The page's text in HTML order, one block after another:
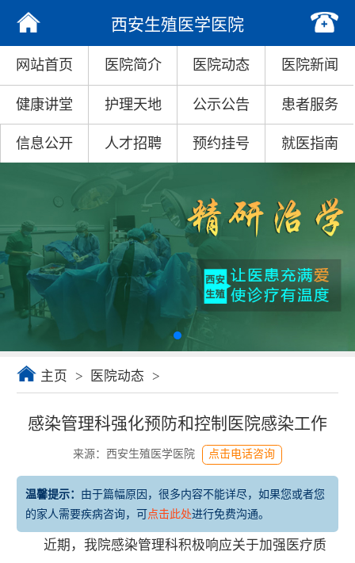
西安生殖医学医院
网站首页 医院简介 医院动态 医院新闻
健康讲堂 护理天地 公示公告 患者服务
信息公开 人才招聘 预约挂号 就医指南
主页 > 医院动态 >
感染管理科强化预防和控制医院感染工作
来源：西安生殖医学医院 点击电话咨询
温馨提示： 由于篇幅原因，很多内容不能详尽，如果您或者您
的家人需要疾病咨询，可 点击此处进行免费沟通。
近期，我院感染管理科积极响应关于加强医疗质